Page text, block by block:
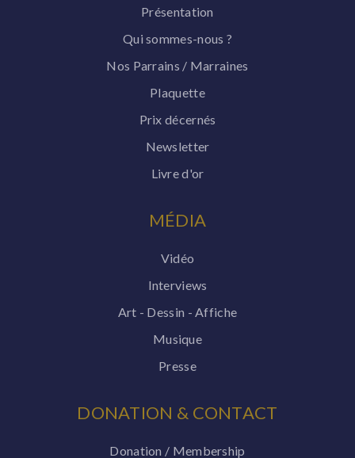
Présentation
Qui sommes-nous ?
Nos Parrains / Marraines
Plaquette
Prix décernés
Newsletter
Livre d'or
MÉDIA
Vidéo
Interviews
Art - Dessin - Affiche
Musique
Presse
DONATION & CONTACT
Donation / Membership